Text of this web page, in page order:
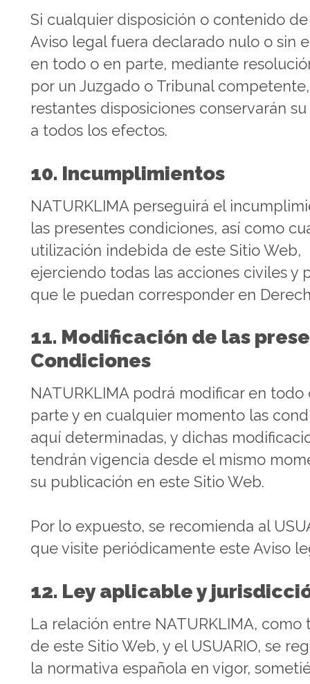
Si cualquier disposición o contenido
Aviso legal fuera declarado nulo o sin
en todo o en parte, mediante
por un Juzgado o Tribunal
restantes disposiciones conservarán
a todos los efectos.
10. Incumplimientos
NATURKLIMA perseguirá el
las presentes condiciones, así como
utilización indebida de este Sitio Web,
ejerciendo todas las acciones civiles y
que le puedan corresponder en
11. Modificación de las
Condiciones
NATURKLIMA podrá modificar en todo
parte y en cualquier momento las
aquí determinadas, y dichas
tendrán vigencia desde el mismo
su publicación en este Sitio Web.
Por lo expuesto, se recomienda al
que visite periódicamente este Aviso
12. Ley aplicable y
La relación entre NATURKLIMA, como
de este Sitio Web, y el USUARIO, se
la normativa española en vigor,